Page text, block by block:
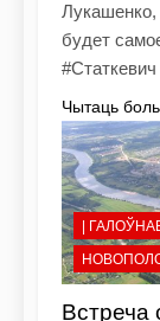
Лукашенко,
будет
Чытаць
|
Встреча